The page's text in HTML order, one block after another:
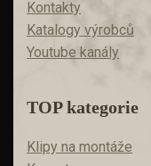
Kontakty
Katalogy výrobců
Youtube kanály
TOP kategorie
Klipy na montáže